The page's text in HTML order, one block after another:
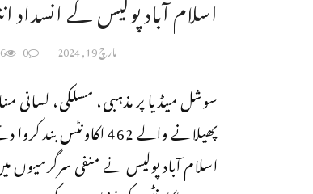
اسلام آباد پولیس کے انسداد
مارچ 19, 2024 0
سوشل میڈیا پر مذہبی، مسلکی، لسانی
پھیلانے والے 462 اکاونٹس بند
اسلام آباد پولیس نے منفی سرگرمیوں